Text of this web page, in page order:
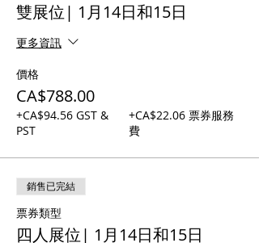
雙展位| 1月14日和15日
更多資訊
價格
CA$788.00
+CA$94.56 GST &
PST
+CA$22.06 票券服務
費
銷售已完結
票券類型
四人展位| 1月14日和15日